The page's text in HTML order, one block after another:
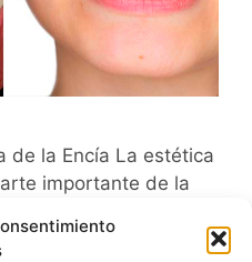
de la Encía La estética
importante de la
de mejorar la